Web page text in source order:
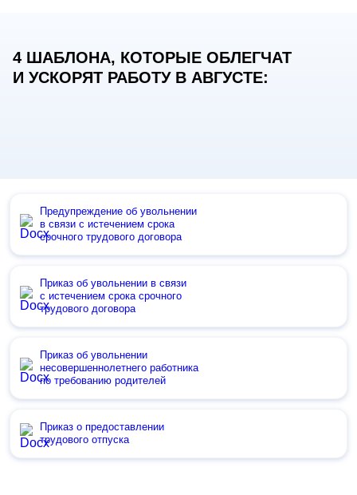
4 ШАБЛОНА, КОТОРЫЕ ОБЛЕГЧАТ
И УСКОРЯТ РАБОТУ В АВГУСТЕ:
Предупреждение об увольнении
в связи с истечением срока
срочного трудового договора
Приказ об увольнении в связи
с истечением срока срочного
трудового договора
Приказ об увольнении
несовершеннолетнего работника
по требованию родителей
Приказ о предоставлении
трудового отпуска